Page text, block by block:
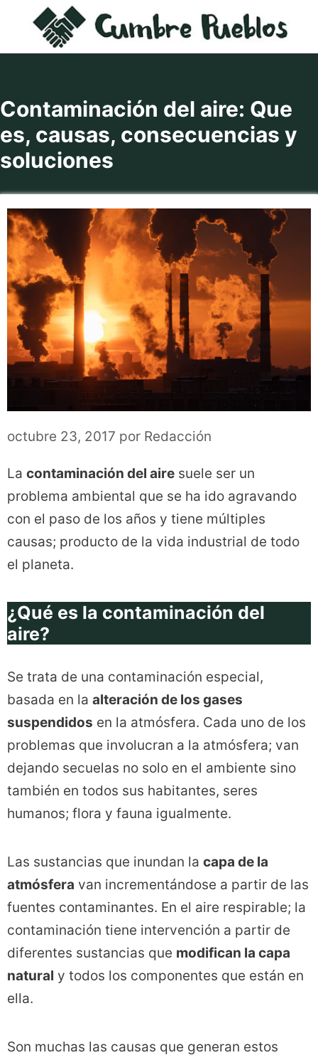
contenido
Contaminación del aire: Que
es, causas, consecuencias y
soluciones
octubre 23, 2017 por Redacción
La contaminación del aire suele ser un
problema ambiental que se ha ido agravando
con el paso de los años y tiene múltiples
causas; producto de la vida industrial de todo
el planeta.
¿Qué es la contaminación del
aire?
Se trata de una contaminación especial,
basada en la alteración de los gases
suspendidos en la atmósfera. Cada uno de los
problemas que involucran a la atmósfera; van
dejando secuelas no solo en el ambiente sino
también en todos sus habitantes, seres
humanos; flora y fauna igualmente.
Las sustancias que inundan la capa de la
atmósfera van incrementándose a partir de las
fuentes contaminantes. En el aire respirable; la
contaminación tiene intervención a partir de
diferentes sustancias que modifican la capa
natural y todos los componentes que están en
ella.
Son muchas las causas que generan estos